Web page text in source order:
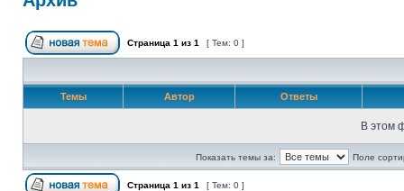
Страница 1 из 1 [ Тем: 0 ]
Темы Автор Ответы
В этом
Показать темы за: Поле
Страница 1 из 1 [ Тем: 0 ]